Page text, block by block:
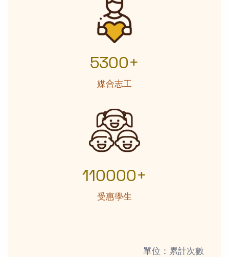
5300+
媒合志工
110000+
受惠學生
單位：累計次數